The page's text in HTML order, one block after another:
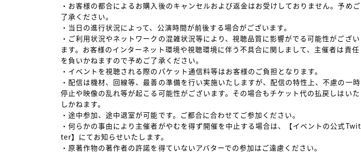
・お客様の都合によるお購入後のキャンセルおよび返金はお受けしておりません。予めご
了承ください。
・当日の進行状況によって、公演時間が前後する場合がございます。
・ご利用状況やネットワークの混雑状況等により、視聴品質に影響がでる可能性がござい
ます。お客様のインターネット環境や視聴環境に伴う不具合に関しまして、主催者は責任
を負いかねますので予めご了承ください。
・イベントを視聴される際のパケット通信料等はお客様のご負担となります。
・配信は機材、回線等、最善の準備を行い実施いたしますが、配信の特性上、不慮の一時
停止や映像の乱れ等が起こる可能性がございます。その場合もチケット代の払戻しはいた
しかねます。
・途中参加、途中退室が可能です。ご都合に合わせてご参加ください。
・何らかの事由により主催者がやむを得ず開催を中止する場合は、【イベントの公式Twit
ter】にてお知らせいたします。
・原著作物の著作者の許諾を得ていないアバターでの参加はご遠慮ください。